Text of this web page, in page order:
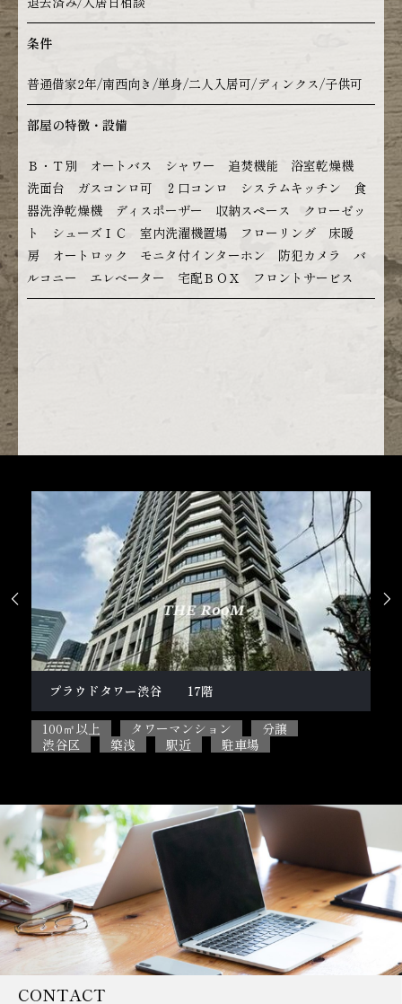
条件
普通借家2年/南西向き/単身/二人入居可/ディンクス/子供可
部屋の特徴・設備
Ｂ・Ｔ別 オートバス シャワー 追焚機能 浴室乾燥機
洗面台 ガスコンロ可 ２口コンロ システムキッチン 食
器洗浄乾燥機 ディスポーザー 収納スペース クローゼッ
ト シューズＩＣ 室内洗濯機置場 フローリング 床暖
房 オートロック モニタ付インターホン 防犯カメラ バ
ルコニー エレベーター 宅配ＢＯＸ フロントサービス
柿の木坂１丁目戸建
100㎡以上 5SLDK
ペット相談可能
目黒区
閑静な住宅街 駐車場
 
CONTACT